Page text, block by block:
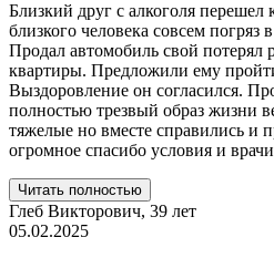
Близкий друг с алкоголя перешел
близкого человека совсем погряз
Продал автомобиль свой потерял
квартиры. Предложили ему
Выздоровление он согласился.
полностью трезвый образ жизни
тяжелые но вместе справились и
огромное спасибо условия и
Читать полностью
Глеб Викторович, 39 лет
05.02.2025